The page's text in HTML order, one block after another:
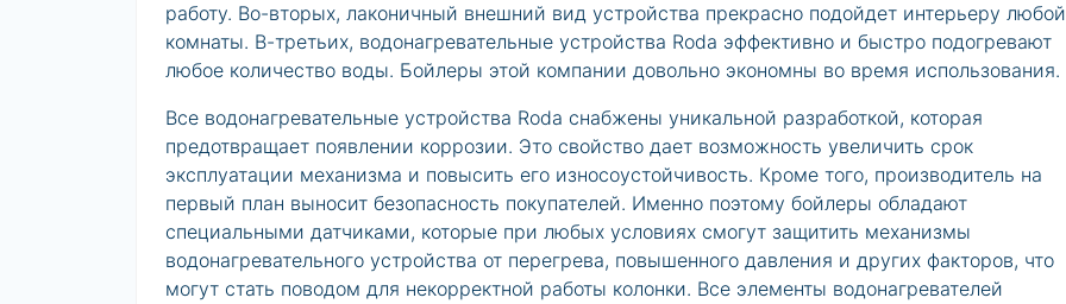
работу. Во-вторых, лаконичный внешний вид устройства прекрасно подойдет интерьеру любой
комнаты. В-третьих, водонагревательные устройства Roda эффективно и быстро подогревают
любое количество воды. Бойлеры этой компании довольно экономны во время использования.
Все водонагревательные устройства Roda снабжены уникальной разработкой, которая
предотвращает появлении коррозии. Это свойство дает возможность увеличить срок
эксплуатации механизма и повысить его износоустойчивость. Кроме того, производитель на
первый план выносит безопасность покупателей. Именно поэтому бойлеры обладают
специальными датчиками, которые при любых условиях смогут защитить механизмы
водонагревательного устройства от перегрева, повышенного давления и других факторов, что
могут стать поводом для некорректной работы колонки. Все элементы водонагревателей